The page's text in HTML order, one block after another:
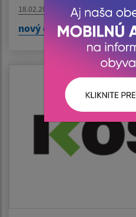
18.02.2026
nový článok